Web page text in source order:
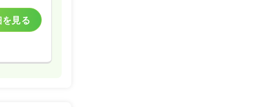
見る